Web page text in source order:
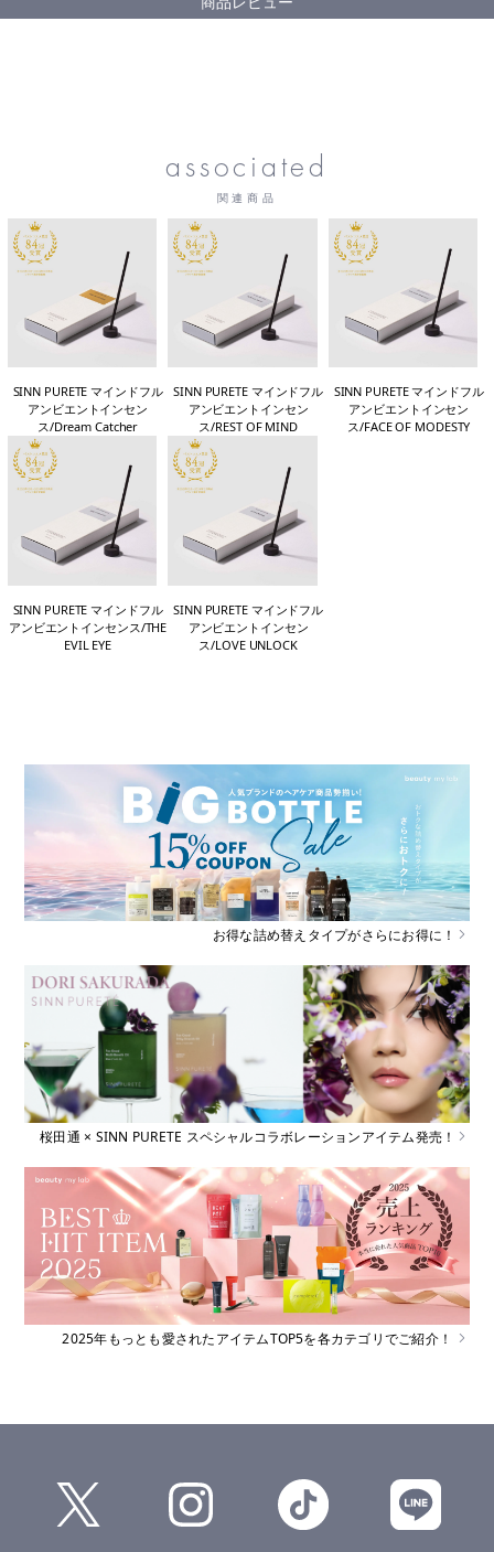
associated
関連商品
SINN PURETE マインドフル
アンビエントインセン
ス/Dream Catcher
SINN PURETE マインドフル
アンビエントインセン
ス/REST OF MIND
SINN PURETE マインドフル
アンビエントインセン
ス/FACE OF MODESTY
SINN PURETE マインドフル
アンビエントインセンス/THE
EVIL EYE
SINN PURETE マインドフル
アンビエントインセン
ス/LOVE UNLOCK
お得な詰め替えタイプがさらにお得に！
桜田通 × SINN PURETE スペシャルコラボレーションアイテム発売！
2025年もっとも愛されたアイテムTOP5を各カテゴリでご紹介！